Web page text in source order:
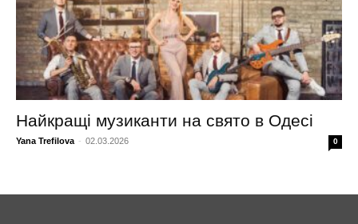
Найкращі музиканти на свято в Одесі
Yana Trefilova - 02.03.2026 0